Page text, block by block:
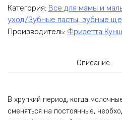
Категория: Все для мамы и
уход/Зубные пасты, зубные
Производитель: Фризетта
Описание
В хрупкий период, когда
сменяться на постоянные,